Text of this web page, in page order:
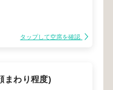
タップして空席を確認
まわり程度)